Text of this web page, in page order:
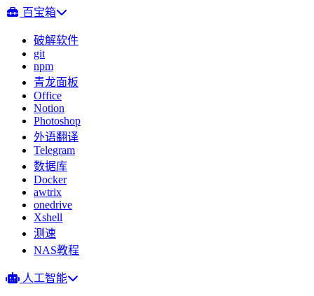
百宝箱
破解软件
git
npm
青龙面板
Office
Notion
Photoshop
外语翻译
Telegram
数据库
Docker
awtrix
onedrive
Xshell
测速
NAS教程
人工智能